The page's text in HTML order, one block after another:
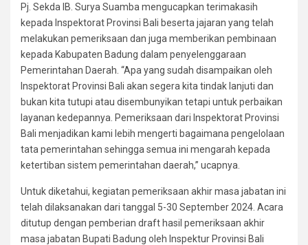
Pj. Sekda IB. Surya Suamba mengucapkan terimakasih
kepada Inspektorat Provinsi Bali beserta jajaran yang telah
melakukan pemeriksaan dan juga memberikan pembinaan
kepada Kabupaten Badung dalam penyelenggaraan
Pemerintahan Daerah. “Apa yang sudah disampaikan oleh
Inspektorat Provinsi Bali akan segera kita tindak lanjuti dan
bukan kita tutupi atau disembunyikan tetapi untuk perbaikan
layanan kedepannya. Pemeriksaan dari Inspektorat Provinsi
Bali menjadikan kami lebih mengerti bagaimana pengelolaan
tata pemerintahan sehingga semua ini mengarah kepada
ketertiban sistem pemerintahan daerah,” ucapnya.
Untuk diketahui, kegiatan pemeriksaan akhir masa jabatan ini
telah dilaksanakan dari tanggal 5-30 September 2024. Acara
ditutup dengan pemberian draft hasil pemeriksaan akhir
masa jabatan Bupati Badung oleh Inspektur Provinsi Bali